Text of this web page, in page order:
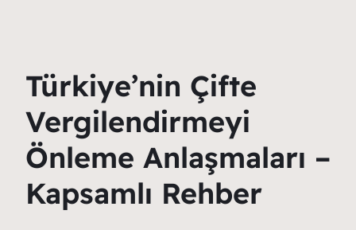
Türkiye’nin Çifte
Vergilendirmeyi
Önleme Anlaşmaları –
Kapsamlı Rehber